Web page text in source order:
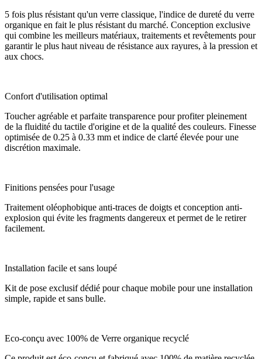
5 fois plus résistant qu'un verre classique, l'indice de dureté du verre
organique en fait le plus résistant du marché. Conception exclusive
qui combine les meilleurs matériaux, traitements et revêtements pour
garantir le plus haut niveau de résistance aux rayures, à la pression et
aux chocs.
Confort d'utilisation optimal
Toucher agréable et parfaite transparence pour profiter pleinement
de la fluidité du tactile d'origine et de la qualité des couleurs. Finesse
optimisée de 0.25 à 0.33 mm et indice de clarté élevée pour une
discrétion maximale.
Finitions pensées pour l'usage
Traitement oléophobique anti-traces de doigts et conception anti-
explosion qui évite les fragments dangereux et permet de le retirer
facilement.
Installation facile et sans loupé
Kit de pose exclusif dédié pour chaque mobile pour une installation
simple, rapide et sans bulle.
Eco-conçu avec 100% de Verre organique recyclé